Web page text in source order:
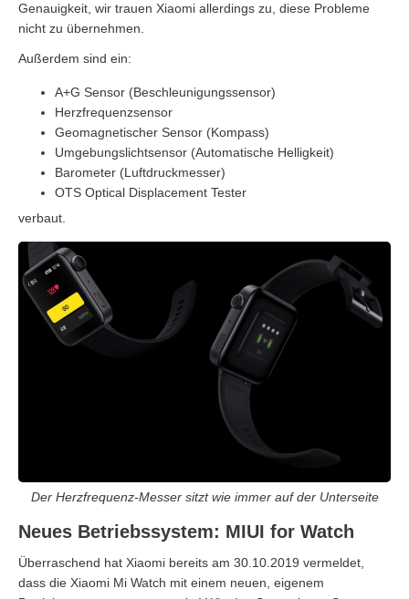
Genauigkeit, wir trauen Xiaomi allerdings zu, diese Probleme
nicht zu übernehmen.
Außerdem sind ein:
A+G Sensor (Beschleunigungssensor)
Herzfrequenzsensor
Geomagnetischer Sensor (Kompass)
Umgebungslichtsensor (Automatische Helligkeit)
Barometer (Luftdruckmesser)
OTS Optical Displacement Tester
verbaut.
Der Herzfrequenz-Messer sitzt wie immer auf der Unterseite
Neues Betriebssystem: MIUI for Watch
Überraschend hat Xiaomi bereits am 30.10.2019 vermeldet,
dass die Xiaomi Mi Watch mit einem neuen, eigenem